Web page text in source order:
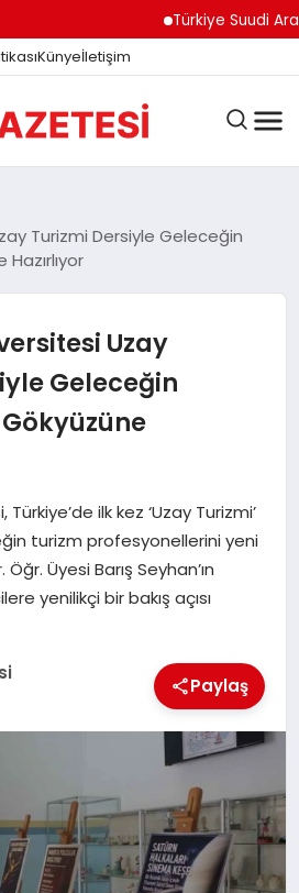
Türkiye Suudi
Künyeİletişim
Turizmi Dersiyle Geleceğin
Uzay
Geleceğin
ilk kez ‘Uzay Turizmi’
turizm profesyonellerini yeni
Üyesi Barış Seyhan’ın
yenilikçi bir bakış açısı
Paylaş